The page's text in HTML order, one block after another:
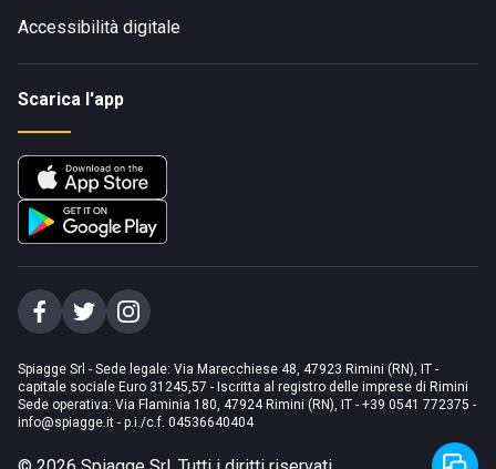
Accessibilità digitale
Scarica l'app
Spiagge Srl - Sede legale: Via Marecchiese 48, 47923 Rimini (RN), IT -
capitale sociale Euro 31245,57 - Iscritta al registro delle imprese di Rimini
Sede operativa: Via Flaminia 180, 47924 Rimini (RN), IT - +39 0541 772375 -
info@spiagge.it - p.i./c.f. 04536640404